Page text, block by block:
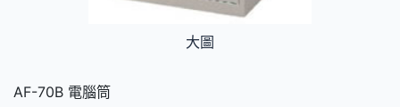
大圖
AF-70B 電腦筒